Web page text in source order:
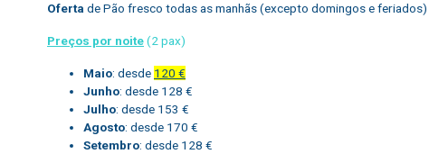
Oferta de Pão fresco todas as manhãs (excepto domingos e
Preços por noite(2 pax)
Maio: desde 120 €
Junho: desde 128 €
Julho: desde 153 €
Agosto: desde 170 €
Setembro: desde 128 €